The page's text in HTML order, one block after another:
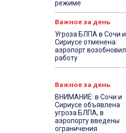
режиме
Важное за день
Угроза БЛПА в Сочи и
Сириусе отменена:
аэропорт возобновил
работу
Важное за день
ВНИМАНИЕ: в Сочи и
Сириусе объявлена
угроза БЛПА, в
аэропорту введены
ограничения